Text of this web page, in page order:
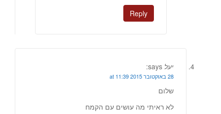
Reply
יעל says:
28 באוקטובר 2015 at 11:39
שלום
לא ראיתי מה עושים עם הקמח